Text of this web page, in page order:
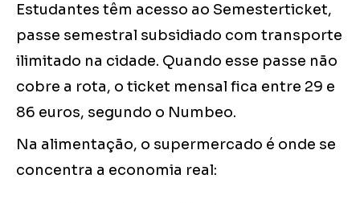
Estudantes têm acesso ao Semesterticket,
passe semestral subsidiado com transporte
ilimitado na cidade. Quando esse passe não
cobre a rota, o ticket mensal fica entre 29 e
86 euros, segundo o Numbeo.
Na alimentação, o supermercado é onde se
concentra a economia real: